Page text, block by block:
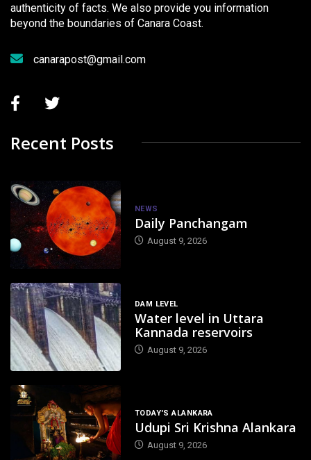
authenticity of facts. We also provide you information
beyond the boundaries of Canara Coast.
canarapost@gmail.com
Recent Posts
NEWS
Daily Panchangam
August 9, 2026
DAM LEVEL
Water level in Uttara
Kannada reservoirs
August 9, 2026
TODAY'S ALANKARA
Udupi Sri Krishna Alankara
August 9, 2026